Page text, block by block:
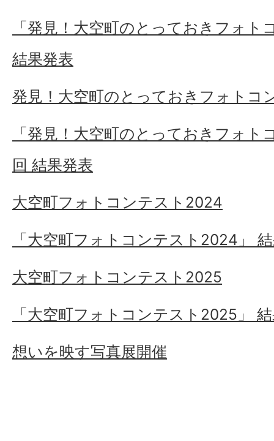
「発見！大空町のとっておきフォ
結果発表
発見！大空町のとっておきフォトコ
「発見！大空町のとっておきフォ
回 結果発表
大空町フォトコンテスト2024
「大空町フォトコンテスト2024」
大空町フォトコンテスト2025
「大空町フォトコンテスト2025」
想いを映す写真展開催